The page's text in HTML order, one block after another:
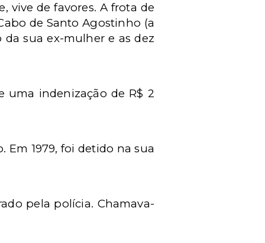
vive de favores. A frota de
de Santo Agostinho (a
sua ex-mulher e as dez
uma indenização de R$ 2
1979, foi detido na sua
pela polícia. Chamava-